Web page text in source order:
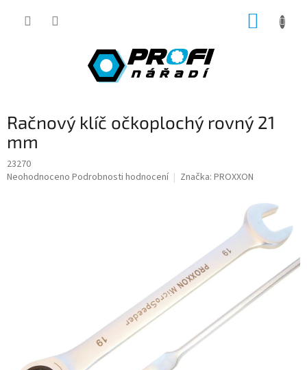
Račnový klíč očkoplochý rovný 21
mm
23270
Průměrné
Neohodnoceno Podrobnosti hodnocení Značka: PROXXON